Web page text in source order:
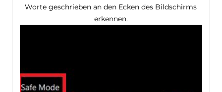
Worte geschrieben an den Ecken des Bildschirms
erkennen.